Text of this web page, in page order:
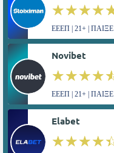
ΕΕΕΠ | 21+ |
Novibet
ΕΕΕΠ | 21+ |
Elabet